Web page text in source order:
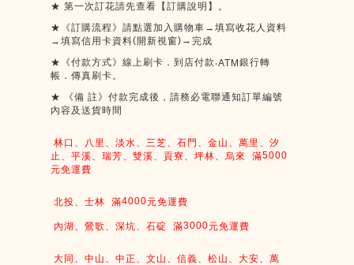
★ 第一次訂花請先查看【訂購說明】。
★《訂購流程》請點選加入購物車→填寫收花人資料
→填寫信用卡資料(開新視窗) → 完成
★《付款方式》線上刷卡．到店付款 ‧ATM 銀行轉
帳．傳真刷卡。
★
《備 註》付款完成後，請務必電聯通知訂單編號
內容及送貨時間
林口、八里、淡水、三芝、石門、金山、萬里、汐
止、平溪、瑞芳、雙溪、貢寮、坪林、烏來
滿5000
元免運費
北投、士林 滿4000元免運費
內湖、鶯歌、深坑、石碇 滿3000元免運費
大同、中山、中正、文山、信義、松山、大安、萬